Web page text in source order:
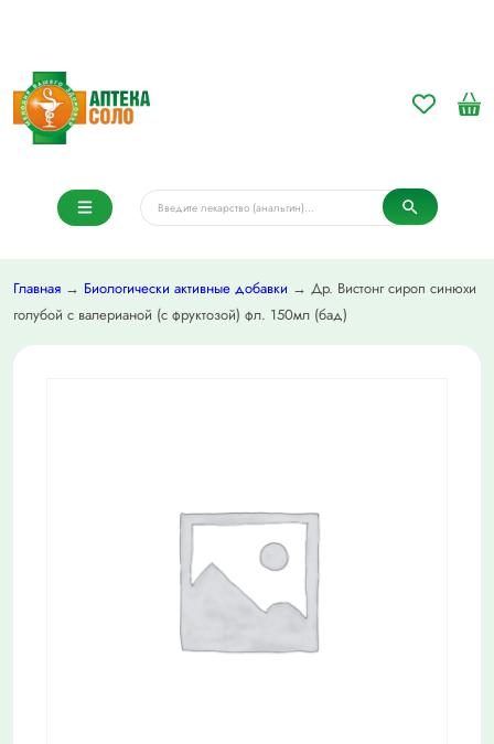
Главная → Биологически активные добавки → Др. Вистонг сироп синюхи
голубой с валерианой (с фруктозой) фл. 150мл (бад)